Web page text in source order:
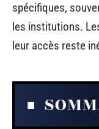
spécifiques,
les institutions.
leur accès reste